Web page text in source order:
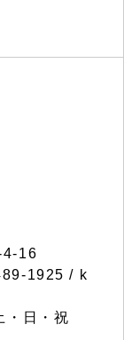
4-16
1925 / k
・日・祝